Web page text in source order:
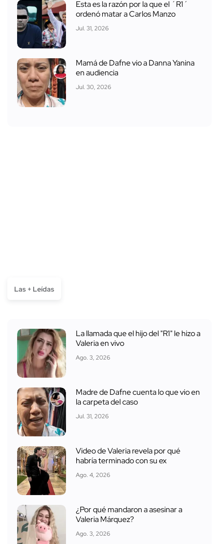
Esta es la razón por la que el ´R1´
ordenó matar a Carlos Manzo
Jul. 31, 2026
Mamá de Dafne vio a Danna Yanina
en audiencia
Jul. 30, 2026
Las + Leídas
La llamada que el hijo del "R1" le hizo a
Valeria en vivo
Ago. 3, 2026
Madre de Dafne cuenta lo que vio en
la carpeta del caso
Jul. 31, 2026
Video de Valeria revela por qué
habría terminado con su ex
Ago. 4, 2026
¿Por qué mandaron a asesinar a
Valeria Márquez?
Ago. 3, 2026